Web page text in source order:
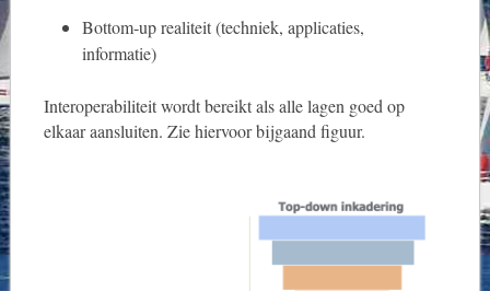
Bottom‑up realiteit (techniek, applicaties,
informatie)
Interoperabiliteit wordt bereikt als alle lagen goed op
elkaar aansluiten. Zie hiervoor bijgaand figuur.